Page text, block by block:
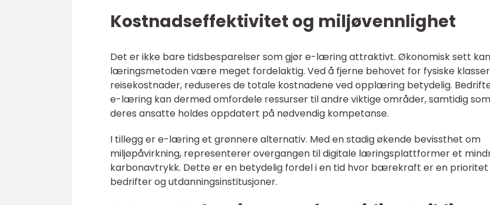
Kostnadseffektivitet og miljøvennlighet
Det er ikke bare tidsbesparelser som gjør e-læring attraktivt. Økonomisk sett
læringsmetoden være meget fordelaktig. Ved å fjerne behovet for fysiske
reisekostnader, reduseres de totale kostnadene ved opplæring betydelig.
e-læring kan dermed omfordele ressurser til andre viktige områder, samtidig
deres ansatte holdes oppdatert på nødvendig kompetanse.
I tillegg er e-læring et grønnere alternativ. Med en stadig økende bevissthet om
miljøpåvirkning, representerer overgangen til digitale læringsplattformer et
karbonavtrykk. Dette er en betydelig fordel i en tid hvor bærekraft er en
bedrifter og utdanningsinstitusjoner.